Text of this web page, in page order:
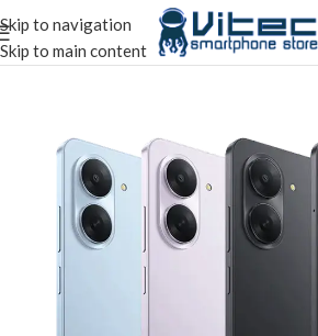
Skip to navigation
Skip to main content